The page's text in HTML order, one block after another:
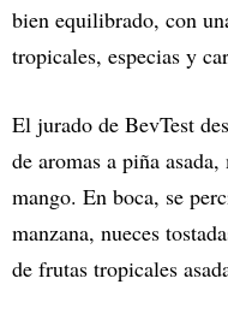
bien equilibrado, con
tropicales, especias y
El jurado de BevTest
de aromas a piña
mango. En boca, se
manzana, nueces
de frutas tropicales